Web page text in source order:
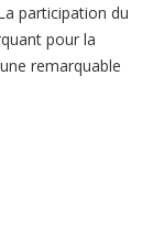
participation du
pour la
remarquable